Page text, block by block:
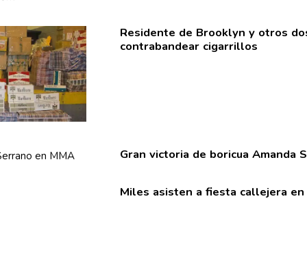
Residente de Brooklyn y otros
contrabandear cigarrillos
Gran victoria de boricua Amanda
Miles asisten a fiesta callejera